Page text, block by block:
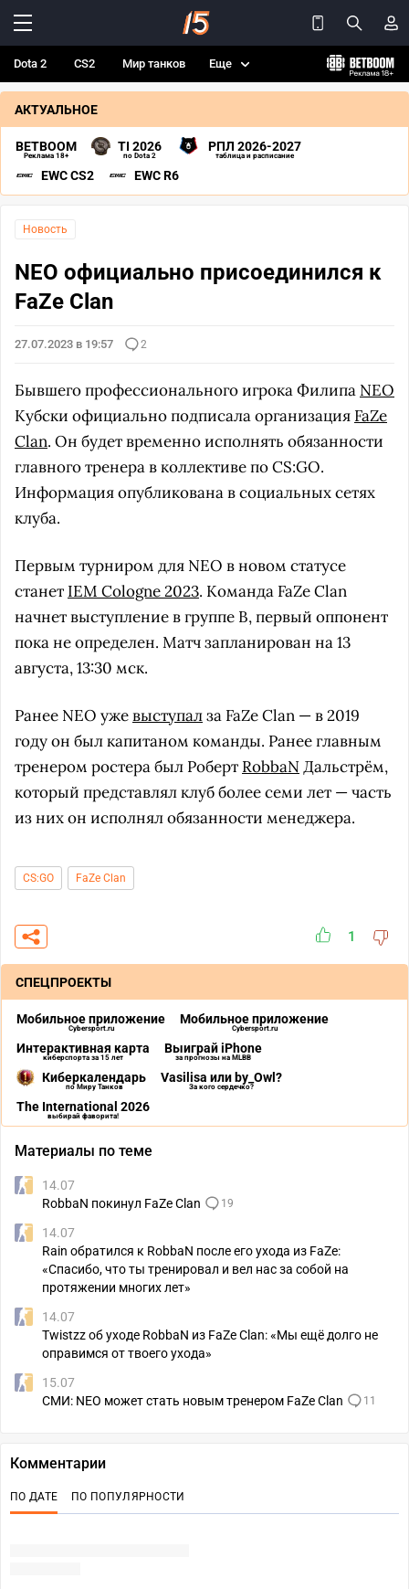
Dota 2 CS2 Мир танков Еще
АКТУАЛЬНОЕ
BETBOOM
Реклама 18+
TI 2026
по Dota 2
РПЛ 2026-2027
таблица и расписание
EWC CS2 EWC R6
Новость
NEO официально присоединился к
FaZe Clan
27.07.2023 в 19:57 2
Бывшего профессионального игрока Филипа NEO
Кубски официально подписала организация FaZe
Clan. Он будет временно исполнять обязанности
главного тренера в коллективе по CS:GO.
Информация опубликована в социальных сетях
клуба.
Первым турниром для NEO в новом статусе
станет IEM Cologne 2023. Команда FaZe Clan
начнет выступление в группе B, первый оппонент
пока не определен. Матч запланирован на 13
августа, 13:30 мск.
Ранее NEO ужевыступалза FaZe Clan — в 2019
году он был капитаном команды. Ранее главным
тренером ростера был Роберт RobbaNДальстрём,
который представлял клуб более семи лет — часть
из них он исполнял обязанности менеджера.
CS:GO FaZe Clan
1
СПЕЦПРОЕКТЫ
Мобильное приложение
Cybersport.ru
Мобильное приложение
Cybersport.ru
Интерактивная карта
киберспорта за 15 лет
Выиграй iPhone
за прогнозы на MLBB
Киберкалендарь
по Миру Танков
Vasilisa или by_Owl?
За кого сердечко?
The International 2026
выбирай фаворита!
Материалы по теме
14.07
RobbaN покинул FaZe Clan
19
14.07
Rain обратился к RobbaN после его ухода из FaZe:
«Спасибо, что ты тренировал и вел нас за собой на
протяжении многих лет»
14.07
Twistzz об уходе RobbaN из FaZe Clan: «Мы ещё долго не
оправимся от твоего ухода»
15.07
СМИ: NEO может стать новым тренером FaZe Clan
11
Комментарии
ПО ДАТЕ ПО ПОПУЛЯРНОСТИ